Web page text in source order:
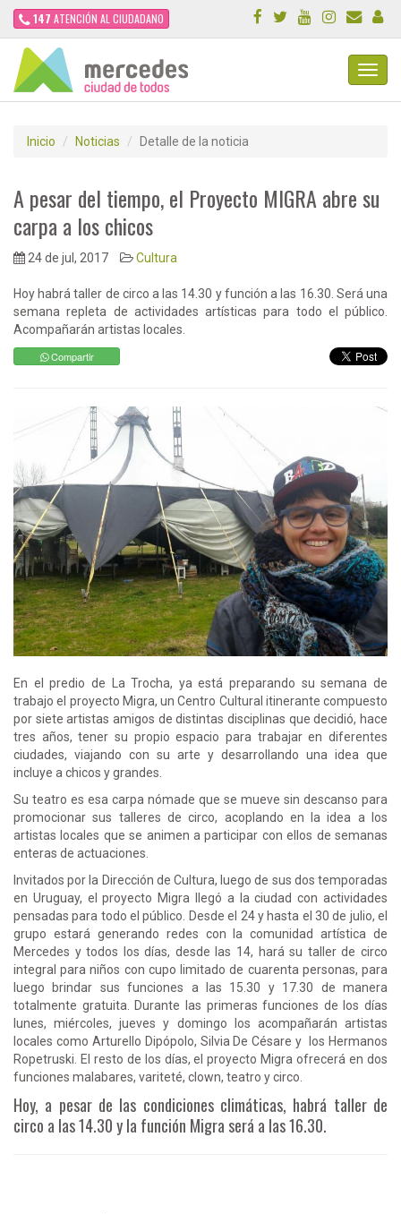
147 ATENCIÓN AL CIUDADANO
Inicio Noticias Detalle de la noticia
A pesar del tiempo, el Proyecto MIGRA abre su
carpa a los chicos
24 de jul, 2017 Cultura
Hoy habrá taller de circo a las 14.30 y función a las 16.30. Será una
semana repleta de actividades artísticas para todo el público.
Acompañarán artistas locales.
Compartir
En el predio de La Trocha, ya está preparando su semana de
trabajo el proyecto Migra, un Centro Cultural itinerante compuesto
por siete artistas amigos de distintas disciplinas que decidió, hace
tres años, tener su propio espacio para trabajar en diferentes
ciudades, viajando con su arte y desarrollando una idea que
incluye a chicos y grandes.
Su teatro es esa carpa nómade que se mueve sin descanso para
promocionar sus talleres de circo, acoplando en la idea a los
artistas locales que se animen a participar con ellos de semanas
enteras de actuaciones.
Invitados por la Dirección de Cultura, luego de sus dos temporadas
en Uruguay, el proyecto Migra llegó a la ciudad con actividades
pensadas para todo el público. Desde el 24 y hasta el 30 de julio, el
grupo estará generando redes con la comunidad artística de
Mercedes y todos los días, desde las 14, hará su taller de circo
integral para niños con cupo limitado de cuarenta personas, para
luego brindar sus funciones a las 15.30 y 17.30 de manera
totalmente gratuita. Durante las primeras funciones de los días
lunes, miércoles, jueves y domingo los acompañarán artistas
locales como Arturello Dipópolo, Silvia De Césare y los Hermanos
Ropetruski. El resto de los días, el proyecto Migra ofrecerá en dos
funciones malabares, variteté, clown, teatro y circo.
Hoy, a pesar de las condiciones climáticas, habrá taller de
circo a las 14.30 y la función Migra será a las 16.30.